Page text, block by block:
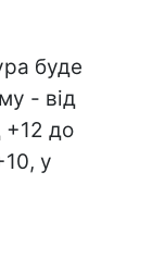
буде
- від
+12 до
у